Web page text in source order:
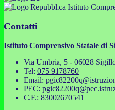
Istituto
Contatti
Istituto Comprensivo Statale di
Via Umbria, 5 - 06028
Tel: 075 9178760
Email:
PEC:
C.F.: 83002670541